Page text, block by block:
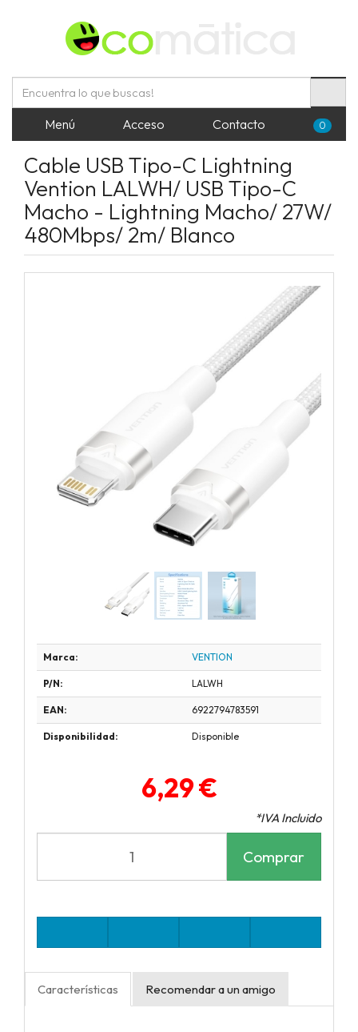
Menú Acceso Contacto 0
Cable USB Tipo-C Lightning
Vention LALWH/ USB Tipo-C
Macho - Lightning Macho/ 27W/
480Mbps/ 2m/ Blanco
Marca: VENTION
P/N: LALWH
EAN: 6922794783591
Disponibilidad: Disponible
6,29 €
*IVA Incluido
Comprar
Características Recomendar a un amigo